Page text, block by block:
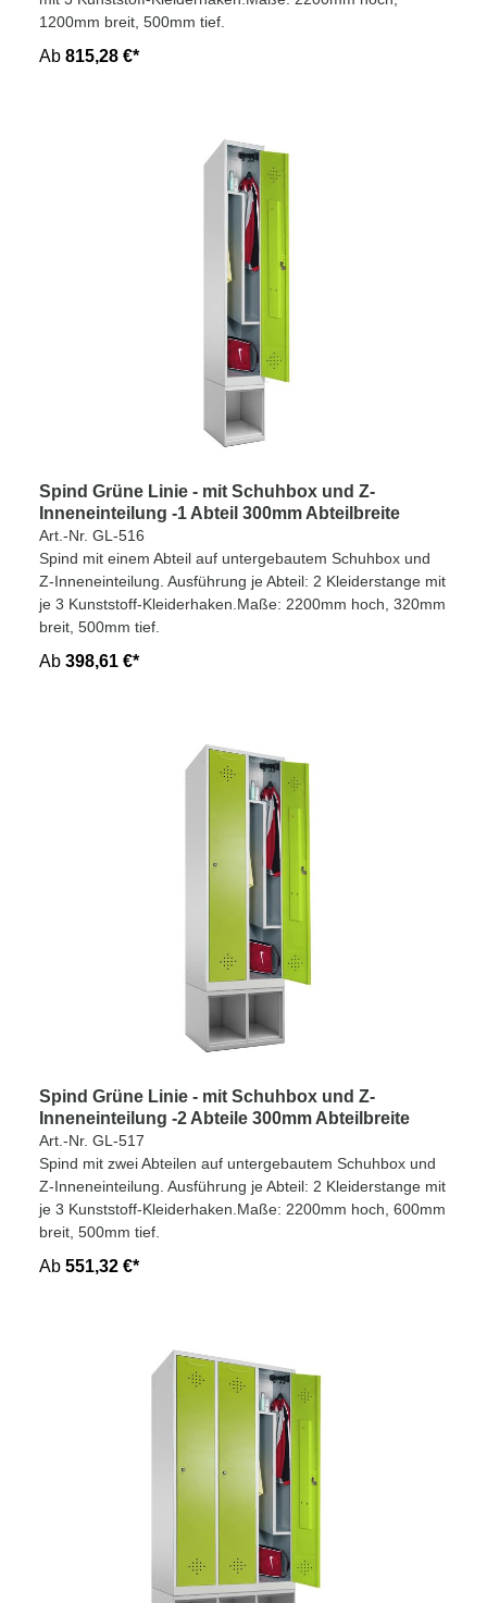
1200mm breit, 500mm tief.
Ab 815,28 €*
Spind Grüne Linie - mit Schuhbox und Z-
Inneneinteilung -1 Abteil 300mm Abteilbreite
Art.-Nr. GL-516
Spind mit einem Abteil auf untergebautem Schuhbox und
Z-Inneneinteilung. Ausführung je Abteil: 2 Kleiderstange mit
je 3 Kunststoff-Kleiderhaken.Maße: 2200mm hoch, 320mm
breit, 500mm tief.
Ab 398,61 €*
Spind Grüne Linie - mit Schuhbox und Z-
Inneneinteilung -2 Abteile 300mm Abteilbreite
Art.-Nr. GL-517
Spind mit zwei Abteilen auf untergebautem Schuhbox und
Z-Inneneinteilung. Ausführung je Abteil: 2 Kleiderstange mit
je 3 Kunststoff-Kleiderhaken.Maße: 2200mm hoch, 600mm
breit, 500mm tief.
Ab 551,32 €*